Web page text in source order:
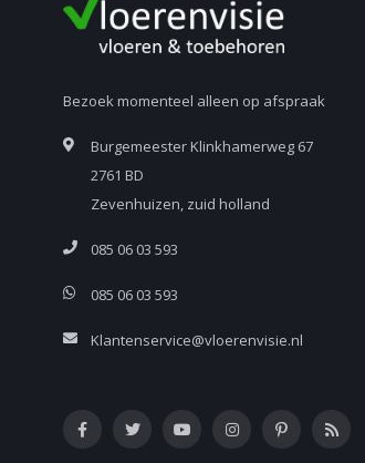
Bezoek momenteel alleen op afspraak
Burgemeester Klinkhamerweg 67
2761 BD
Zevenhuizen, zuid holland
085 06 03 593
085 06 03 593
Klantenservice@vloerenvisie.nl